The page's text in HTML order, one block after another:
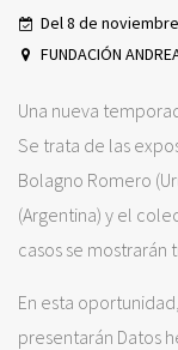
Del 8 de
FUNDACIÓN
Una nueva
Se trata de las
Bolagno Romero
(Argentina) y el
casos se mostrarán
En esta
presentarán Datos